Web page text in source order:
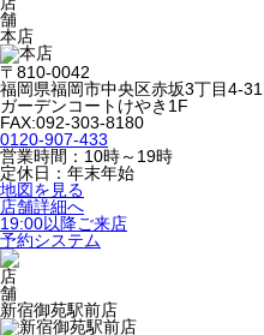
本店
〒810-0042
福岡県福岡市中央区赤坂3丁目4-31
ガーデンコートけやき1F
FAX:092-303-8180
0120-907-433
営業時間：10時～19時
定休日：年末年始
地図を見る
店舗詳細へ
19:00以降ご来店
予約システム
新宿御苑駅前店